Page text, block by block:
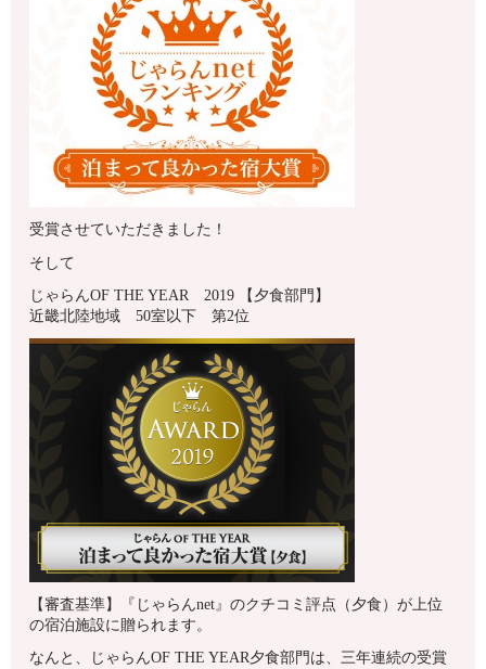
受賞させていただきました！
そして
じゃらんOF THE YEAR 2019 【夕食部門】
近畿北陸地域 50室以下 第2位
【審査基準】『じゃらんnet』のクチコミ評点（夕食）が上位
の宿泊施設に贈られます。
なんと、じゃらんOF THE YEAR夕食部門は、三年連続の受賞